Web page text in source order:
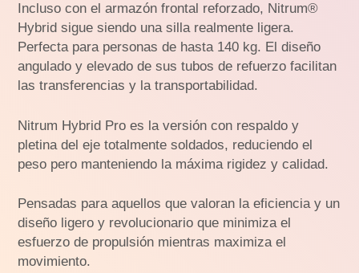
Incluso con el armazón frontal reforzado, Nitrum®
Hybrid sigue siendo una silla realmente ligera.
Perfecta para personas de hasta 140 kg. El diseño
angulado y elevado de sus tubos de refuerzo facilitan
las transferencias y la transportabilidad.
Nitrum Hybrid Pro es la versión con respaldo y
pletina del eje totalmente soldados, reduciendo el
peso pero manteniendo la máxima rigidez y calidad.
Pensadas para aquellos que valoran la eficiencia y un
diseño ligero y revolucionario que minimiza el
esfuerzo de propulsión mientras maximiza el
movimiento.